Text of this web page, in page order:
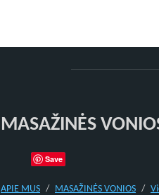
MASAŽINĖS
Save
APIE MUS MASAŽINĖS VONIOS